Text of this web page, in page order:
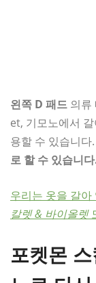
왼쪽 D 패드 의류
et, 기모노에서
용할 수 있습니다.
로 할 수 있습니
우리는 옷을 갈
칼렛 & 바이올렛
포켓몬